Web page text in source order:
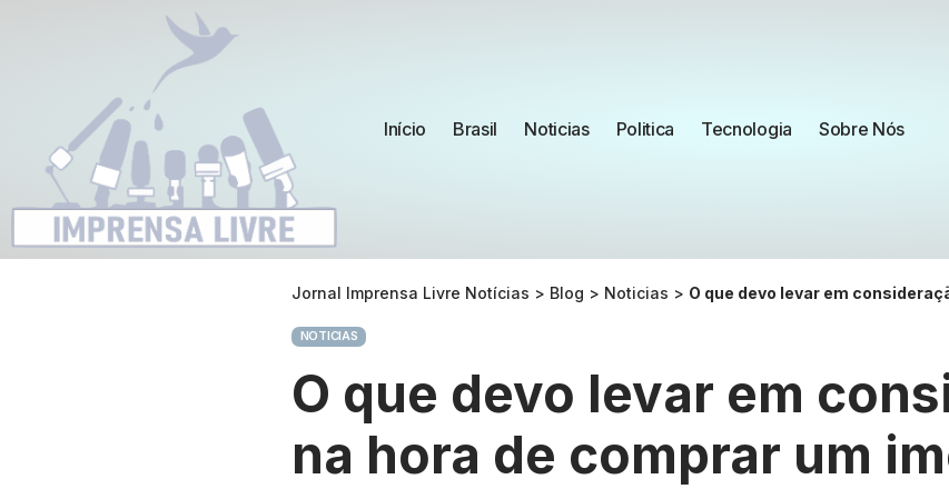
Início Brasil Noticias Politica Tecnologia Sobre Nós
Jornal Imprensa Livre Notícias > Blog > Noticias > O que devo levar em
NOTICIAS
O que devo levar em
na hora de comprar um